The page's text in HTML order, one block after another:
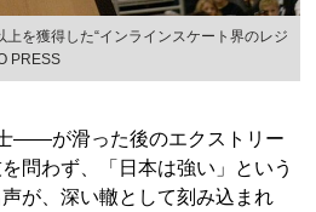
を獲得した“インラインスケート界のレジ
PRESS
が滑った後のエクストリー
問わず、「日本は強い」という
が、深い轍として刻み込まれ